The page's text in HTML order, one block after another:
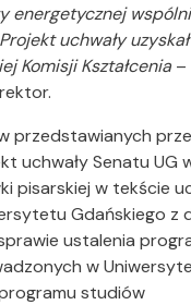
energetycznej
uchwały
Komisji Kształcenia –
przedstawianych
uchwały Senatu UG
pisarskiej w tekście
Gdańskiego z
ustalenia
w
studiów